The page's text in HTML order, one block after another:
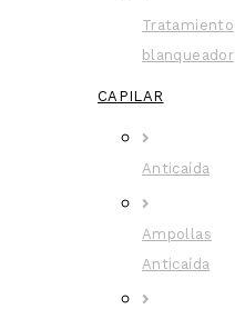
Tratamiento
blanqueador
CAPILAR
Anticaída
Ampollas
Anticaída